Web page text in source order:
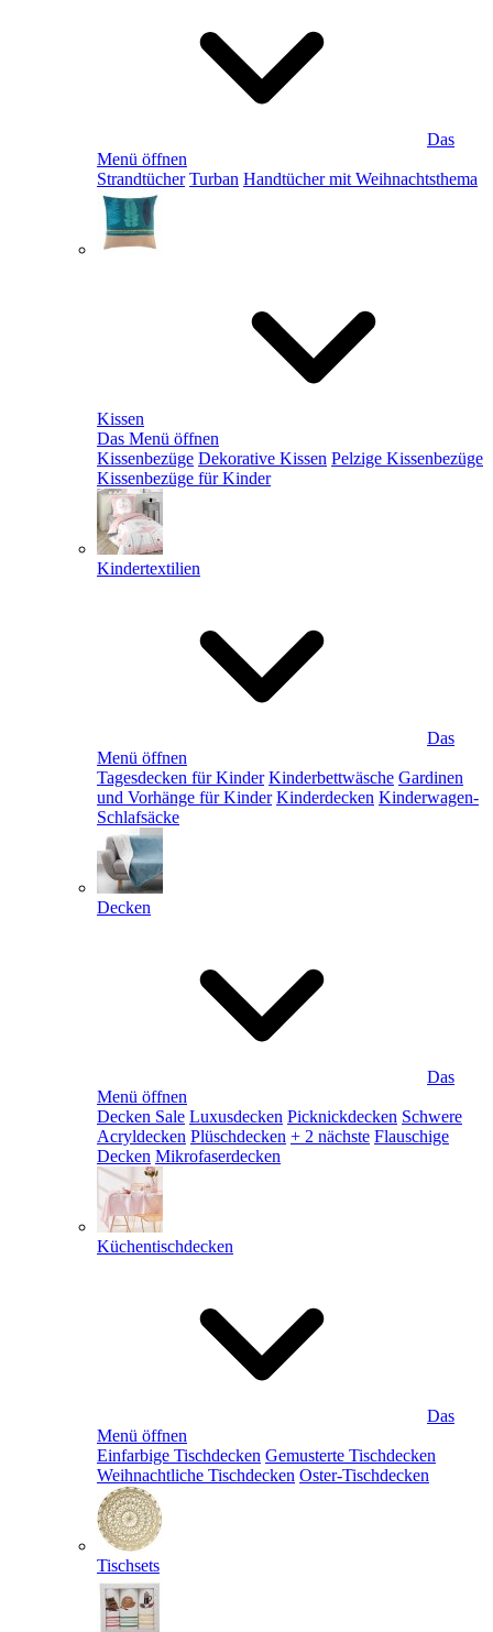
Das
Menü öffnen
Strandtücher Turban Handtücher mit Weihnachtsthema
Kissen
Das Menü öffnen
Kissenbezüge Dekorative Kissen Pelzige Kissenbezüge
Kissenbezüge für Kinder
Kindertextilien
Das
Menü öffnen
Tagesdecken für Kinder Kinderbettwäsche Gardinen
und Vorhänge für Kinder Kinderdecken Kinderwagen-
Schlafsäcke
Decken
Das
Menü öffnen
Decken Sale Luxusdecken Picknickdecken Schwere
Acryldecken Plüschdecken + 2 nächste Flauschige
Decken Mikrofaserdecken
Küchentischdecken
Das
Menü öffnen
Einfarbige Tischdecken Gemusterte Tischdecken
Weihnachtliche Tischdecken Oster-Tischdecken
Tischsets